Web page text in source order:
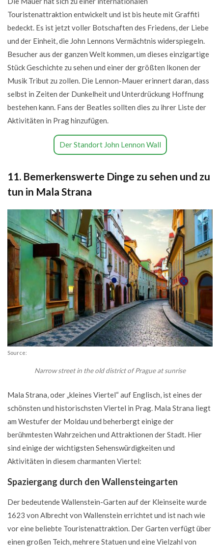
Touristenattraktion entwickelt und ist bis heute mit Graffiti
bedeckt. Es ist jetzt voller Botschaften des Friedens, der Liebe
und der Einheit, die John Lennons Vermächtnis widerspiegeln.
Besucher aus der ganzen Welt kommen, um dieses einzigartige
Stück Geschichte zu sehen und einer der größten Ikonen der
Musik Tribut zu zollen. Die Lennon-Mauer erinnert daran, dass
selbst in Zeiten der Dunkelheit und Unterdrückung Hoffnung
bestehen kann. Fans der Beatles sollten dies zu ihrer Liste der
Aktivitäten in Prag hinzufügen.
Der Standort John Lennon Wall
11. Bemerkenswerte Dinge zu sehen und zu
tun in Mala Strana
Source:
Narrow street in the old district of Prague at sunrise
Mala Strana, oder „kleines Viertel“ auf Englisch, ist eines der
schönsten und historischsten Viertel in Prag. Mala Strana liegt
am Westufer der Moldau und beherbergt einige der
berühmtesten Wahrzeichen und Attraktionen der Stadt. Hier
sind einige der wichtigsten Sehenswürdigkeiten und
Aktivitäten in diesem charmanten Viertel:
Spaziergang durch den Wallensteingarten
Der bedeutende Wallenstein-Garten auf der Kleinseite wurde
1623 von Albrecht von Wallenstein errichtet und ist nach wie
vor eine beliebte Touristenattraktion. Der Garten verfügt über
einen großen Teich, mehrere Statuen und eine Vielzahl von